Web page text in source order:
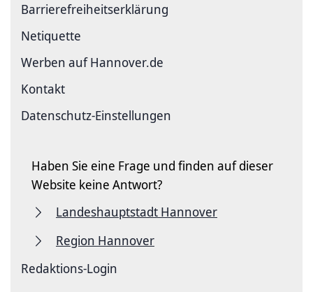
Barriere­freiheits­erklärung
Netiquette
Werben auf Hannover.de
Kontakt
Datenschutz-Einstellungen
Haben Sie eine Frage und finden auf dieser
Website keine Antwort?
Landeshauptstadt Hannover
Region Hannover
Redaktions-Login